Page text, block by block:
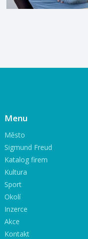
Menu
Město
Sigmund Freud
Katalog firem
Kultura
Sport
Okolí
Inzerce
Akce
Kontakt